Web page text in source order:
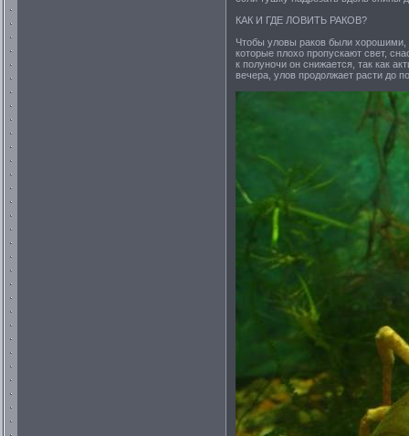
КАК И ГДЕ ЛОВИТЬ РАКОВ?
Чтобы уловы раков были хорошими,
которые плохо пропускают свет,
к полуночи он снижается, так как
вечера, улов продолжает расти до